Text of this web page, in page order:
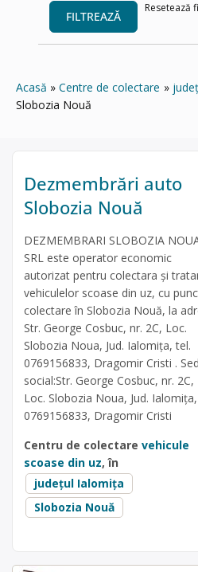
FILTREAZĂ
Resetează
Acasă Centre de colectare
Slobozia Nouă
Dezmembrări auto
Slobozia Nouă
DEZMEMBRARI SLOBOZIA
SRL este operator economic
autorizat pentru colectara și
vehiculelor scoase din uz, cu
colectare în Slobozia Nouă, la
Str. George Cosbuc, nr. 2C, Loc.
Slobozia Noua, Jud. Ialomița, tel.
0769156833, Dragomir Cristi .
social:Str. George Cosbuc, nr. 2C,
Loc. Slobozia Noua, Jud.
0769156833, Dragomir Cristi
Centru de colectare vehicule
scoase din uz, în
județul Ialomița
Slobozia Nouă